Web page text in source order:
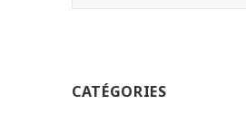
CATÉGORIES